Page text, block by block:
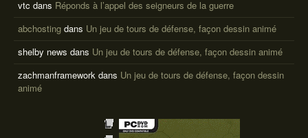
vtc dans Réponds à l’appel des seigneurs de la guerre
abchosting dans Un jeu de tours de défense, façon dessin animé
shelby news dans Un jeu de tours de défense, façon dessin animé
zachmanframework dans Un jeu de tours de défense, façon dessin
animé